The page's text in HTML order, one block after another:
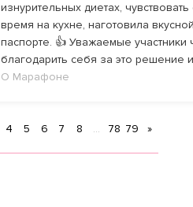
изнурительных диетах,
время на кухне, наготовила
паспорте. 👍 Уважаемые
благодарить себя за это решение
О Марафоне
4 5 6 7 8 ... 78 79 »